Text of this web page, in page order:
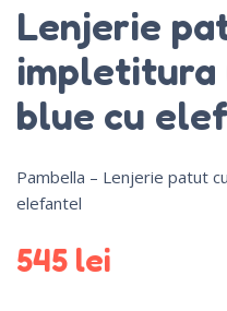
Lenjerie
impletitura
blue cu
Pambella – Lenjerie patut
elefantel
545 lei